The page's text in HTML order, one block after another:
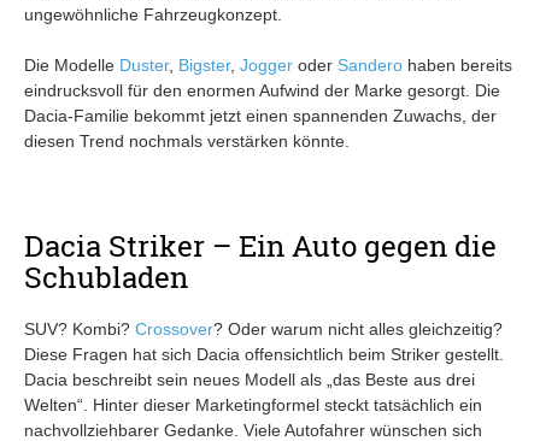
ungewöhnliche Fahrzeugkonzept.
Die Modelle Duster, Bigster, Jogger oder Sandero haben bereits
eindrucksvoll für den enormen Aufwind der Marke gesorgt. Die
Dacia-Familie bekommt jetzt einen spannenden Zuwachs, der
diesen Trend nochmals verstärken könnte.
Dacia Striker – Ein Auto gegen die
Schubladen
SUV? Kombi? Crossover? Oder warum nicht alles gleichzeitig?
Diese Fragen hat sich Dacia offensichtlich beim Striker gestellt.
Dacia beschreibt sein neues Modell als „das Beste aus drei
Welten“. Hinter dieser Marketingformel steckt tatsächlich ein
nachvollziehbarer Gedanke. Viele Autofahrer wünschen sich